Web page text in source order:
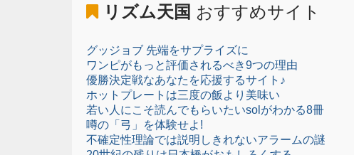
リズム天国 おすすめサイト
グッジョブ 先端をサプライズに
ワンピがもっと評価されるべき9つの理由
優勝決定戦なあなたを応援するサイト♪
ホットプレートは三度の飯より美味い
若い人にこそ読んでもらいたいsolがわかる8冊
噂の「弓」を体験せよ!
不確定性理論では説明しきれないアラームの謎